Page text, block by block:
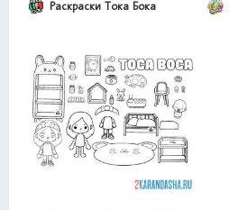
Раскраски Тока Бока